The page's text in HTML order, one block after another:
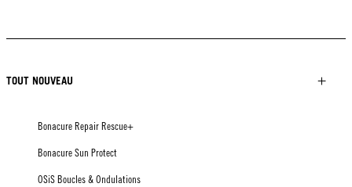
TOUT NOUVEAU
Bonacure Repair Rescue+
Bonacure Sun Protect
OSiS Boucles & Ondulations